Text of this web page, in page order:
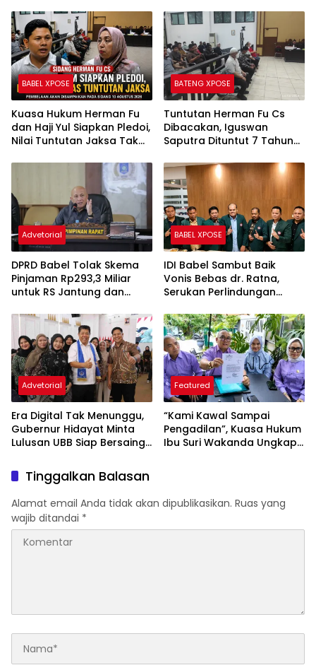
BABEL XPOSE
Kuasa Hukum Herman Fu
dan Haji Yul Siapkan Pledoi,
Nilai Tuntutan Jaksa Tak
BATENG XPOSE
Tuntutan Herman Fu Cs
Dibacakan, Iguswan
Saputra Dituntut 7 Tahun
Pengganti Rp45 Miliar
Advetorial
DPRD Babel Tolak Skema
Pinjaman Rp293,3 Miliar
untuk RS Jantung dan
Kejar Royalti Timah
BABEL XPOSE
IDI Babel Sambut Baik
Vonis Bebas dr. Ratna,
Serukan Perlindungan
Tenaga Kesehatan
Advetorial
Era Digital Tak Menunggu,
Gubernur Hidayat Minta
Lulusan UBB Siap Bersaing
Featured
“Kami Kawal Sampai
Pengadilan”, Kuasa Hukum
Ibu Suri Wakanda Ungkap
Tinggalkan Balasan
Alamat email Anda tidak akan dipublikasikan. Ruas yang
wajib ditandai *